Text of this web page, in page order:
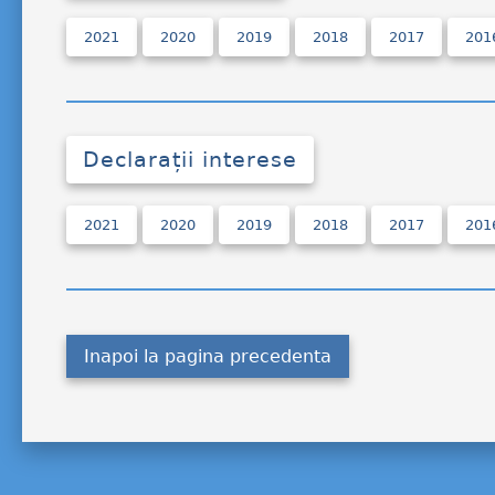
2021 2020 2019 2018 2017
Declarații interese
2021 2020 2019 2018 2017
Inapoi la pagina precedenta